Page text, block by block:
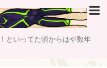
といってた頃からはや数年